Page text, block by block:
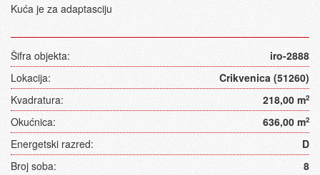
Kuća je za adaptasciju
Šifra objekta:
iro-2888
Lokacija:
Crikvenica (51260)
Kvadratura:
218,00 m2
Okućnica: 636,00 m2
Energetski razred:
D
Broj soba:
8